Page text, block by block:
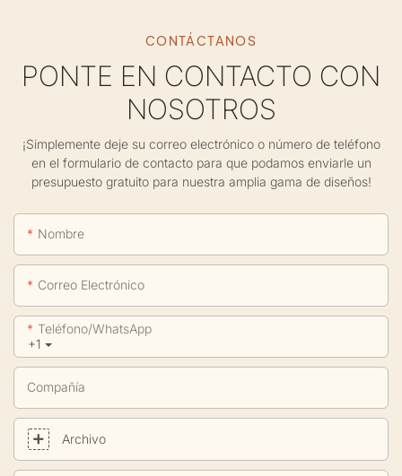
CONTÁCTANOS
PONTE EN CONTACTO CON
NOSOTROS
¡Simplemente deje su correo electrónico o número de teléfono
en el formulario de contacto para que podamos enviarle un
presupuesto gratuito para nuestra amplia gama de diseños!
Nombre
Correo Electrónico
+1
Teléfono/WhatsApp
Compañía
Archivo